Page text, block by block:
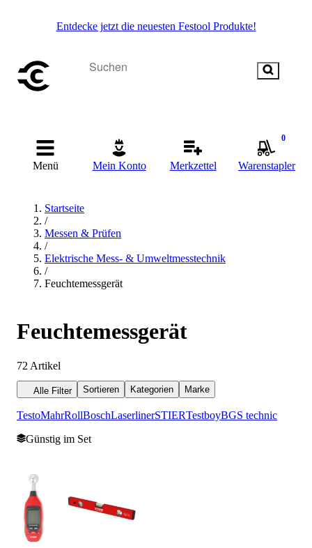
Entdecke jetzt die neuesten Festool Produkte!
Menü Mein Konto Merkzettel
0
Warenstapler
Startseite
/
Messen & Prüfen
/
Elektrische Mess- & Umweltmesstechnik
/
Feuchtemessgerät
Feuchtemessgerät
72 Artikel
Alle Filter Sortieren Kategorien Marke
TestoMahrRollBoschLaserlinerSTIERTestboyBGS technic
Günstig im Set